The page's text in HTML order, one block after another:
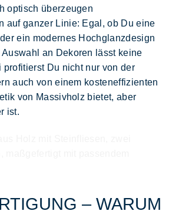
optisch überzeugen
auf ganzer Linie: Egal, ob Du eine
ein modernes Hochglanzdesign
an Dekoren lässt keine
profitierst Du nicht nur von der
auch von einem kosteneffizienten
von Massivholz bietet, aber
ist.
– WARUM V